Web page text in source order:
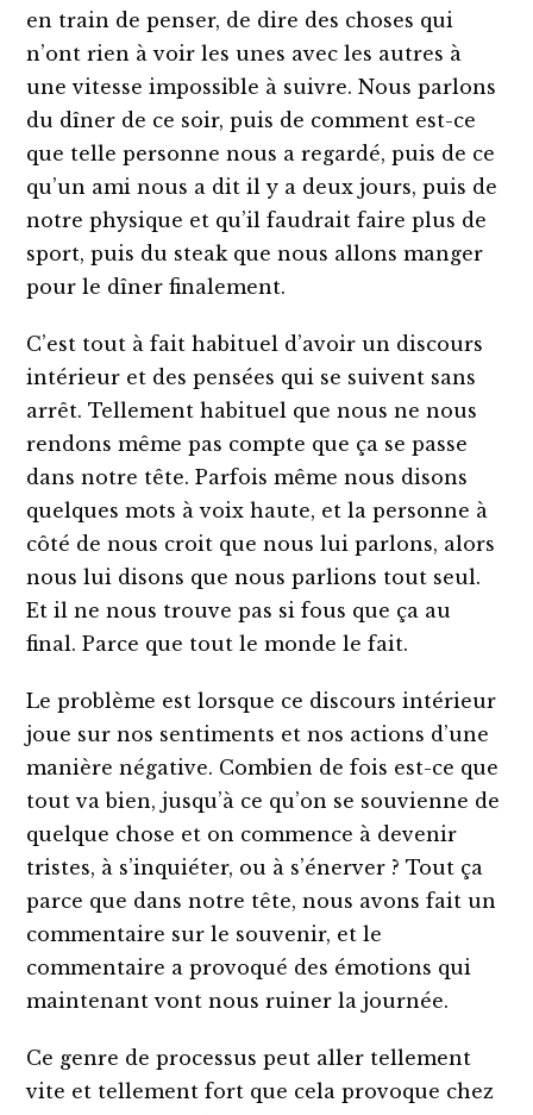
en train de penser, de dire des choses qui
n’ont rien à voir les unes avec les autres à
une vitesse impossible à suivre. Nous parlons
du dîner de ce soir, puis de comment est-ce
que telle personne nous a regardé, puis de ce
qu’un ami nous a dit il y a deux jours, puis de
notre physique et qu’il faudrait faire plus de
sport, puis du steak que nous allons manger
pour le dîner finalement.
C’est tout à fait habituel d’avoir un discours
intérieur et des pensées qui se suivent sans
arrêt. Tellement habituel que nous ne nous
rendons même pas compte que ça se passe
dans notre tête. Parfois même nous disons
quelques mots à voix haute, et la personne à
côté de nous croit que nous lui parlons, alors
nous lui disons que nous parlions tout seul.
Et il ne nous trouve pas si fous que ça au
final. Parce que tout le monde le fait.
Le problème est lorsque ce discours intérieur
joue sur nos sentiments et nos actions d’une
manière négative. Combien de fois est-ce que
tout va bien, jusqu’à ce qu’on se souvienne de
quelque chose et on commence à devenir
tristes, à s’inquiéter, ou à s’énerver ? Tout ça
parce que dans notre tête, nous avons fait un
commentaire sur le souvenir, et le
commentaire a provoqué des émotions qui
maintenant vont nous ruiner la journée.
Ce genre de processus peut aller tellement
vite et tellement fort que cela provoque chez